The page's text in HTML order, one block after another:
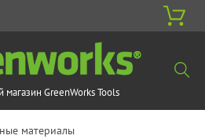
GreenWorks Tools
материалы